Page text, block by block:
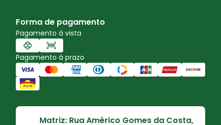
Forma de pagamento
Pagamento à vista
Pagamento à prazo
Matriz: Rua Américo Gomes da Costa,